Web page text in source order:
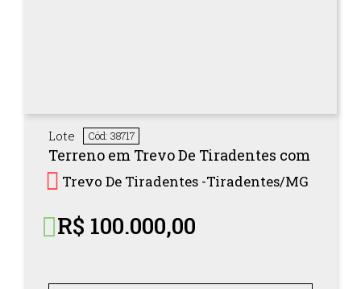
Lote Cód: 38717
Terreno em Trevo De Tiradentes com
Trevo De Tiradentes -Tiradentes/MG
R$ 100.000,00